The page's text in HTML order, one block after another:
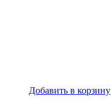
Добавить в корзину